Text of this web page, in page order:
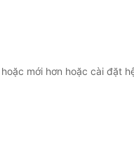
mới hơn hoặc cài đặt